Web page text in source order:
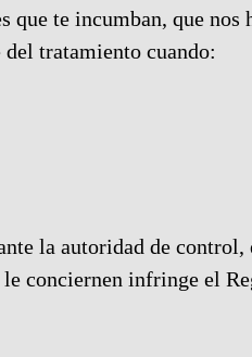
que te incumban, que nos
tratamiento cuando:
la autoridad de control,
conciernen infringe el